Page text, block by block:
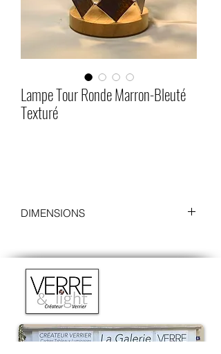
Lampe Tour Ronde Marron-Bleuté
Texturé
DIMENSIONS
Hauteur : 23 cm (25 cm avec le socle)
Socle:
Diamètre : 12 cm
Hauteur : 2 cm